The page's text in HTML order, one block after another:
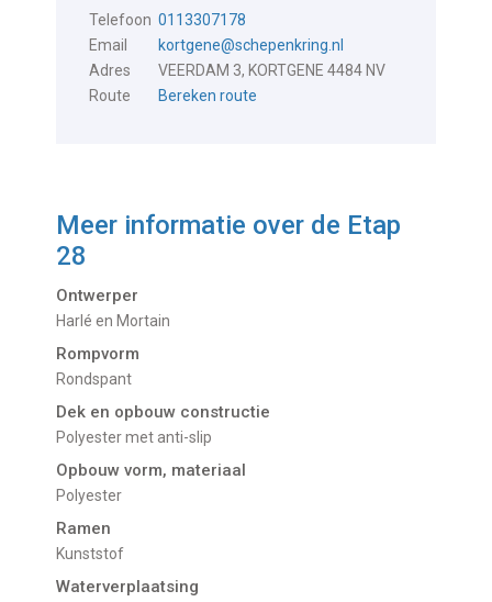
Telefoon 0113307178
Email
kortgene@schepenkring.nl
Adres
VEERDAM 3, KORTGENE 4484 NV
Route
Bereken route
Meer informatie over de Etap
28
Ontwerper
Harlé en Mortain
Rompvorm
Rondspant
Dek en opbouw constructie
Polyester met anti-slip
Opbouw vorm, materiaal
Polyester
Ramen
Kunststof
Waterverplaatsing